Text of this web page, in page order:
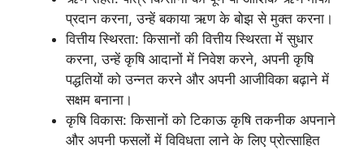
प्रदान करना, उन्हें बकाया ऋण के बोझ से मुक्त करना।
वित्तीय स्थिरता: किसानों की वित्तीय स्थिरता में सुधार
करना, उन्हें कृषि आदानों में निवेश करने, अपनी कृषि
पद्धतियों को उन्नत करने और अपनी आजीविका बढ़ाने में
सक्षम बनाना।
कृषि विकास: किसानों को टिकाऊ कृषि तकनीक अपनाने
और अपनी फसलों में विविधता लाने के लिए प्रोत्साहित